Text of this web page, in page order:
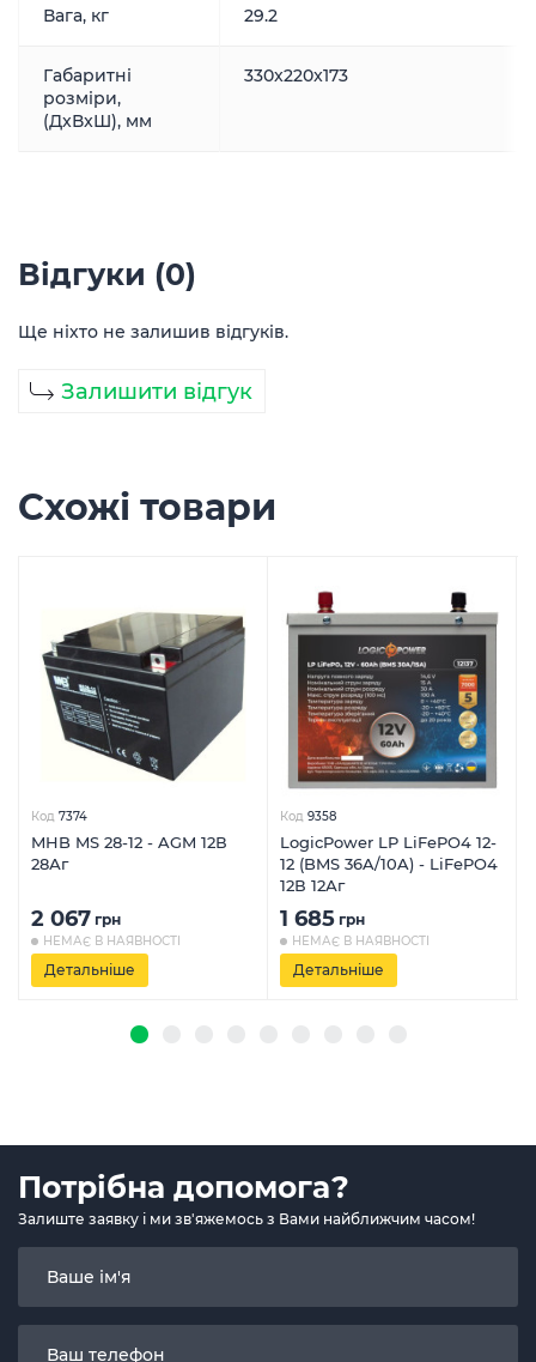
Вага, кг 29.2
Габаритні
розміри,
(ДxВxШ), мм
330x220x173
Відгуки (0)
Ще ніхто не залишив відгуків.
Залишити відгук
Схожі товари
Код 7374
MHB MS 28-12 - AGM 12В
28Аг
2 067 грн
НЕМАЄ В НАЯВНОСТІ
Детальніше
Код 9358
LogicPower LP LiFePO4 12-
12 (BMS 36A/10A) - LiFePO4
12В 12Аг
1 685 грн
НЕМАЄ В НАЯВНОСТІ
Детальніше
Потрібна допомога?
Залиште заявку і ми зв'яжемось з Вами найближчим часом!